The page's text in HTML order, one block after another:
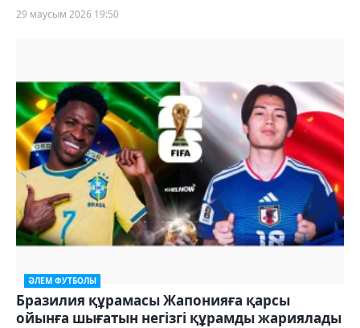
29 маусым 2026 19:50
ӘЛЕМ ФУТБОЛЫ
Бразилия құрамасы Жапонияға қарсы
ойынға шығатын негізгі құрамды жариялады